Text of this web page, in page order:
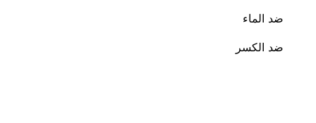
ضد الماء
ضد الكسر